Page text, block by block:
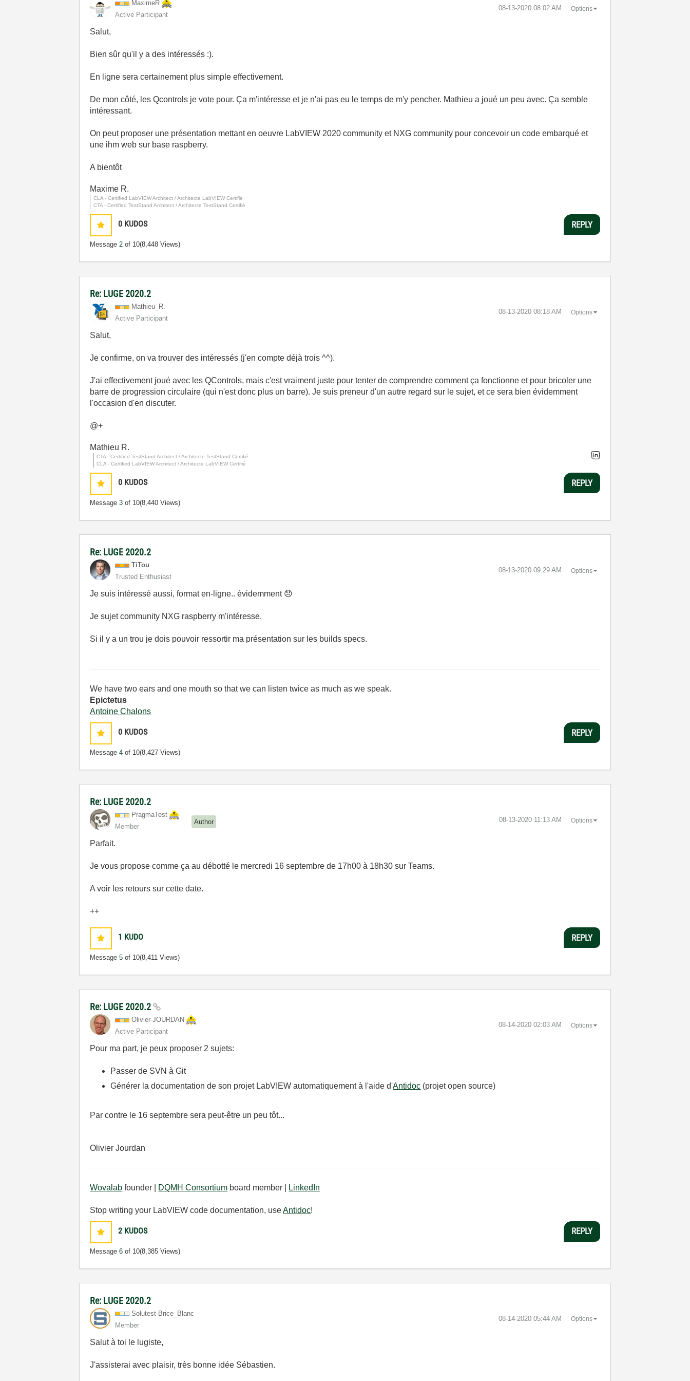
MaximeR
Active Participant
‎08-13-2020 08:02 AM Options
Salut,
Bien sûr qu'il y a des intéressés :).
En ligne sera certainement plus simple effectivement.
De mon côté, les Qcontrols je vote pour. Ça m'intéresse et je n'ai pas eu le temps de m'y pencher. Mathieu a joué un peu avec. Ça semble
intéressant.
On peut proposer une présentation mettant en oeuvre LabVIEW 2020 community et NXG community pour concevoir un code embarqué et
une ihm web sur base raspberry.
A bientôt
Maxime R.
CLA - Certified LabVIEW Architect / Architecte LabVIEW Certifié
CTA - Certified TestStand Architect / Architecte TestStand Certifié
0 KUDOS
Message2 of 10(8,448 Views)
REPLY
Re: LUGE 2020.2
Mathieu_R.
Active Participant
‎08-13-2020 08:18 AM Options
Salut,
Je confirme, on va trouver des intéressés (j'en compte déjà trois ^^).
J'ai effectivement joué avec les QControls, mais c'est vraiment juste pour tenter de comprendre comment ça fonctionne et pour bricoler une
barre de progression circulaire (qui n'est donc plus un barre). Je suis preneur d'un autre regard sur le sujet, et ce sera bien évidemment
l'occasion d'en discuter.
@+
Mathieu R.
CTA - Certified TestStand Architect / Architecte TestStand Certifié
CLA - Certified LabVIEW Architect / Architecte LabVIEW Certifié
0 KUDOS
Message3 of 10(8,440 Views)
REPLY
Re: LUGE 2020.2
TiTou
Trusted Enthusiast
‎08-13-2020 09:29 AM Options
Je suis intéressé aussi, format en-ligne.. évidemment 😞
Je sujet community NXG raspberry m'intéresse.
Si il y a un trou je dois pouvoir ressortir ma présentation sur les builds specs.
We have two ears and one mouth so that we can listen twice as much as we speak.
Epictetus
Antoine Chalons
0 KUDOS
Message4 of 10(8,427 Views)
REPLY
Re: LUGE 2020.2
PragmaTest
Member
Author ‎08-13-2020 11:13 AM Options
Parfait.
Je vous propose comme ça au débotté le mercredi 16 septembre de 17h00 à 18h30 sur Teams.
A voir les retours sur cette date.
++
1 KUDO
Message5 of 10(8,411 Views)
REPLY
Re: LUGE 2020.2
Olivier-JOURDAN
Active Participant
‎08-14-2020 02:03 AM Options
Pour ma part, je peux proposer 2 sujets:
Passer de SVN à Git
Générer la documentation de son projet LabVIEW automatiquement à l'aide d'Antidoc (projet open source)
Par contre le 16 septembre sera peut-être un peu tôt...
Olivier Jourdan
Wovalab founder | DQMH Consortium board member | LinkedIn
Stop writing your LabVIEW code documentation, useAntidoc!
2 KUDOS
Message6 of 10(8,385 Views)
REPLY
Re: LUGE 2020.2
Solutest-Brice_ Blanc
Member
‎08-14-2020 05:44 AM Options
Salut à toi le lugiste,
J'assisterai avec plaisir, très bonne idée Sébastien.